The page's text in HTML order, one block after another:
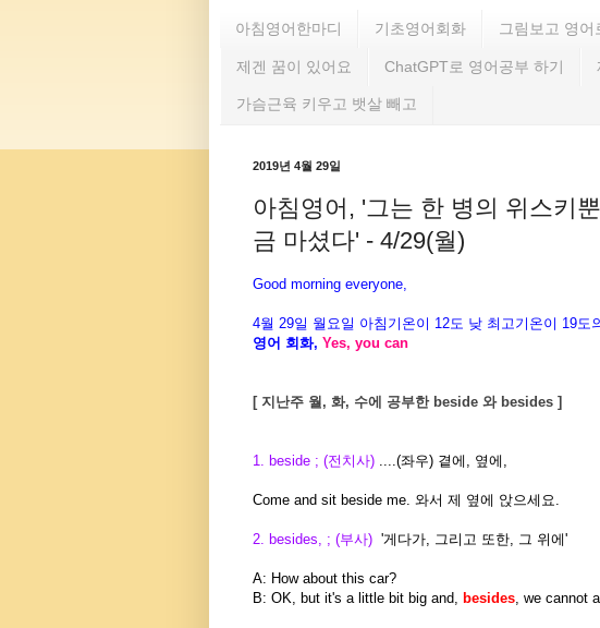
아침영어한마디 기초영어회화 그림보고 영어
제겐 꿈이 있어요 ChatGPT로 영어공부 하기
가슴근육 키우고 뱃살 빼고
2019년 4월 29일
아침영어, '그는 한 병의 위스키
금 마셨다' - 4/29(월)
Good morning everyone,
4월 29일 월요일 아침기온이 12도 낮 최고기온이 19도
영어 회화, Yes, you can
[ 지난주 월, 화, 수에 공부한 beside 와 besides ]
1. beside ; (전치사) ....(좌우) 곁에, 옆에,
Come and sit beside me. 와서 제 옆에 앉으세요.
2. besides, ; (부사) '게다가, 그리고 또한, 그 위에'
A: How about this car?
B: OK, but it's a little bit big and, besides, we cannot